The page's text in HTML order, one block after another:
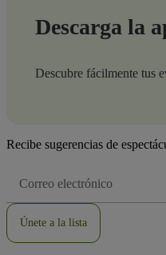
Descarga la
Descubre fácilmente tus
Recibe sugerencias de
de
Únete a la lista